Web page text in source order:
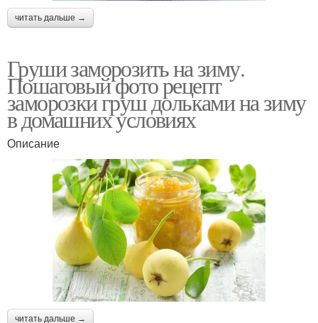
читать дальше →
Груши заморозить на зиму.
Пошаговый фото рецепт
заморозки груш дольками на зиму
в домашних условиях
Описание
читать дальше →